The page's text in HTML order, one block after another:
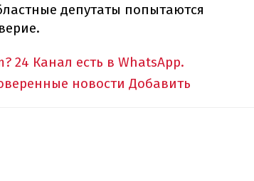
депутаты попытаются
24 Канал есть в WhatsApp.
новости Добавить